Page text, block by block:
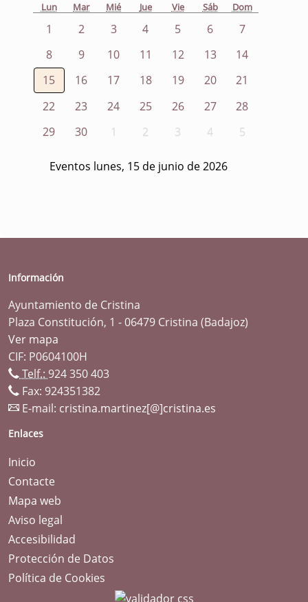
Lun Mar Mié Jue Vie Sáb Dom
1 2 3 4 5 6
7
8
9 10 11 12 13
14
15
16 17 18 19 20
21
22
23 24 25 26 27
28
29
30 1 2 3 4 5
Eventos lunes, 15 de junio de 2026
Información
Ayuntamiento de Cristina
Plaza Constitución, 1 - 06479 Cristina (Badajoz)
Ver mapa
CIF: P0604100H
Telf.: 924 350 403
Fax: 924351382
E-mail: cristina.martinez[@]cristina.es
Enlaces
Inicio
Contacte
Mapa web
Aviso legal
Accesibilidad
Protección de Datos
Política de Cookies